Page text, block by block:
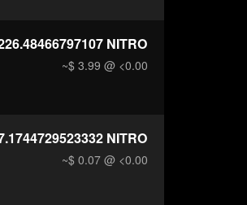
NITRO
~$ 3.99 @ <0.00
NITRO
~$ 0.07 @ <0.00